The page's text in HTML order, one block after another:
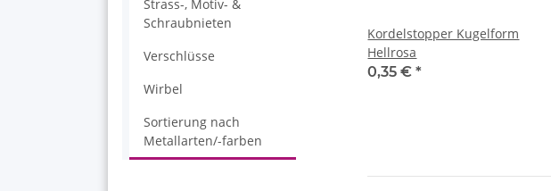
Kordelstopper Kugelform
Hellrosa
0,35 €*
Strass-, Motiv- &
Schraubnieten
Verschlüsse
Wirbel
Sortierung nach
Metallarten/-farben